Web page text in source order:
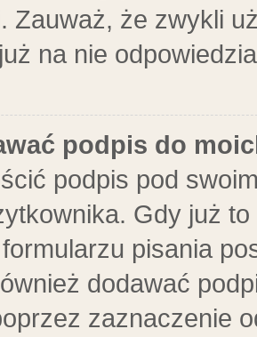
Zauważ, że zwykli
na nie
podpis do
podpis pod
Gdy już
pisania
dodawać
zaznaczenie